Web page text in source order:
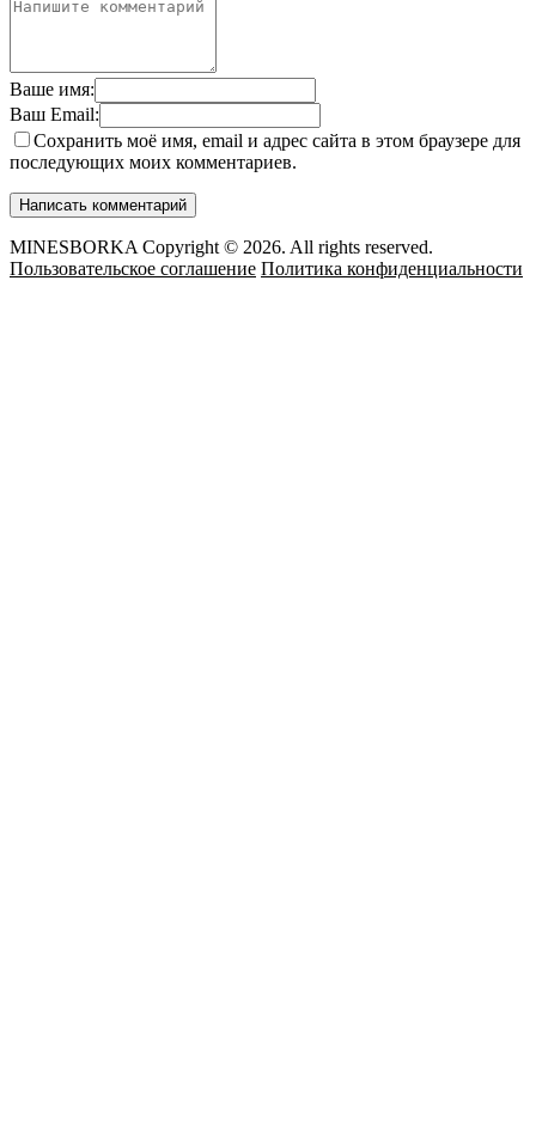
Ваше имя:
Ваш Email:
Сохранить моё имя, email и адрес сайта в этом браузере для
последующих моих комментариев.
MINESBORKA Copyright © 2026. All rights reserved.
Пользовательское соглашение Политика конфиденциальности